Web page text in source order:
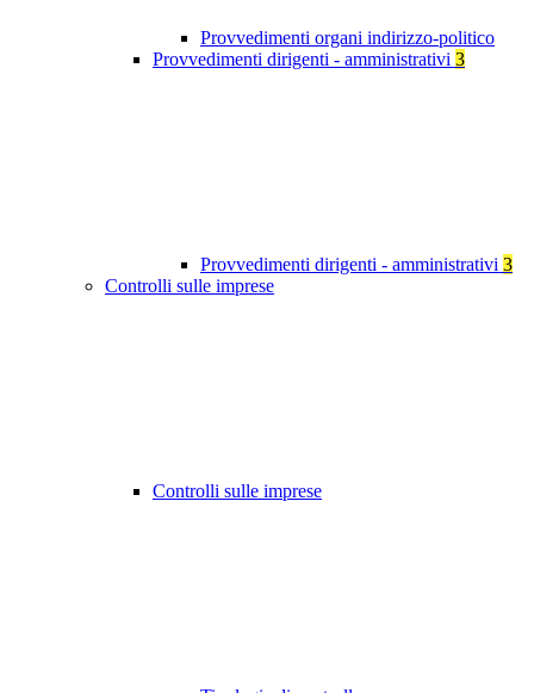
Provvedimenti organi indirizzo-politico
Provvedimenti dirigenti - amministrativi 3
Provvedimenti dirigenti - amministrativi 3
Controlli sulle imprese
Controlli sulle imprese